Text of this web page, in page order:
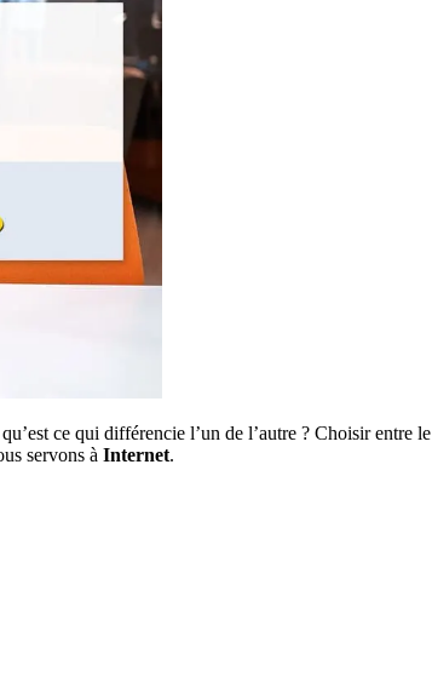
qu’est ce qui différencie l’un de l’autre ? Choisir entre le
servons à Internet.